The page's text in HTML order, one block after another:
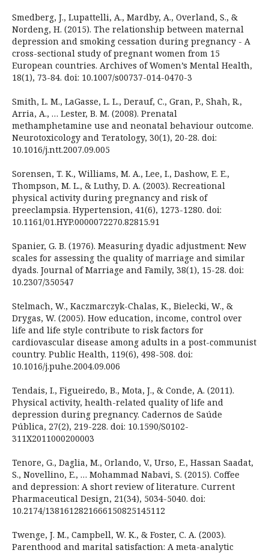
Smedberg, J., Lupattelli, A., Mardby, A., Overland, S., &
Nordeng, H. (2015). The relationship between maternal
depression and smoking cessation during pregnancy - A
cross-sectional study of pregnant women from 15
European countries. Archives of Women’s Mental Health,
18(1), 73-84. doi: 10.1007/s00737-014-0470-3
Smith, L. M., LaGasse, L. L., Derauf, C., Gran, P., Shah, R.,
Arria, A., … Lester, B. M. (2008). Prenatal
methamphetamine use and neonatal behaviour outcome.
Neurotoxicology and Teratology, 30(1), 20-28. doi:
10.1016/j.ntt.2007.09.005
Sorensen, T. K., Williams, M. A., Lee, I., Dashow, E. E.,
Thompson, M. L., & Luthy, D. A. (2003). Recreational
physical activity during pregnancy and risk of
preeclampsia. Hypertension, 41(6), 1273-1280. doi:
10.1161/01.HYP.0000072270.82815.91
Spanier, G. B. (1976). Measuring dyadic adjustment: New
scales for assessing the quality of marriage and similar
dyads. Journal of Marriage and Family, 38(1), 15-28. doi:
10.2307/350547
Stelmach, W., Kaczmarczyk-Chalas, K., Bielecki, W., &
Drygas, W. (2005). How education, income, control over
life and life style contribute to risk factors for
cardiovascular disease among adults in a post-communist
country. Public Health, 119(6), 498-508. doi:
10.1016/j.puhe.2004.09.006
Tendais, I., Figueiredo, B., Mota, J., & Conde, A. (2011).
Physical activity, health-related quality of life and
depression during pregnancy. Cadernos de Saúde
Pública, 27(2), 219-228. doi: 10.1590/S0102-
311X2011000200003
Tenore, G., Daglia, M., Orlando, V., Urso, E., Hassan Saadat,
S., Novellino, E., … Mohammad Nabavi, S. (2015). Coffee
and depression: A short review of literature. Current
Pharmaceutical Design, 21(34), 5034-5040. doi:
10.2174/1381612821666150825145112
Twenge, J. M., Campbell, W. K., & Foster, C. A. (2003).
Parenthood and marital satisfaction: A meta-analytic